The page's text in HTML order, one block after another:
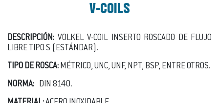
V-COILS
DESCRIPCIÓN: VÖLKEL V-COIL INSERTO ROSCADO DE FLUJO
LIBRE TIPO S (ESTÁNDAR).
TIPO DE ROSCA:MÉTRICO, UNC, UNF, NPT, BSP, ENTRE OTROS.
NORMA: DIN 8140.